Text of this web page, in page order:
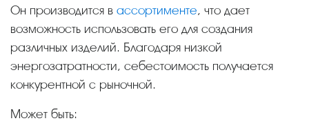
Он производится в ассортименте, что дает
возможность использовать его для создания
различных изделий. Благодаря низкой
энергозатратности, себестоимость получается
конкурентной с рыночной.
Может быть: